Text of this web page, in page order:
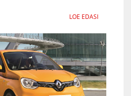
LOE EDASI